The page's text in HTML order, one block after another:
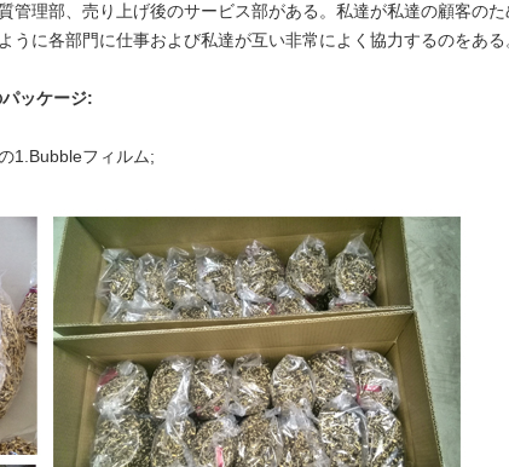
管理部、売り上げ後のサービス部がある。私達が私達の顧客の
うに各部門に仕事および私達が互い非常によく協力するのをある
ッケージ:
1.Bubbleフィルム;